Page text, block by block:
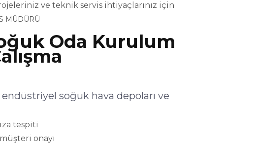
ve teknik servis ihtiyaçlarınız için
MÜDÜRÜ
Oda Kurulum
soğuk hava depoları ve
tespiti
onayı